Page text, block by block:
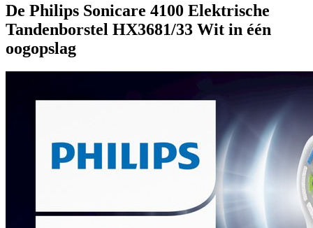
De Philips Sonicare 4100 Elektrische
Tandenborstel HX3681/33 Wit in één
oogopslag